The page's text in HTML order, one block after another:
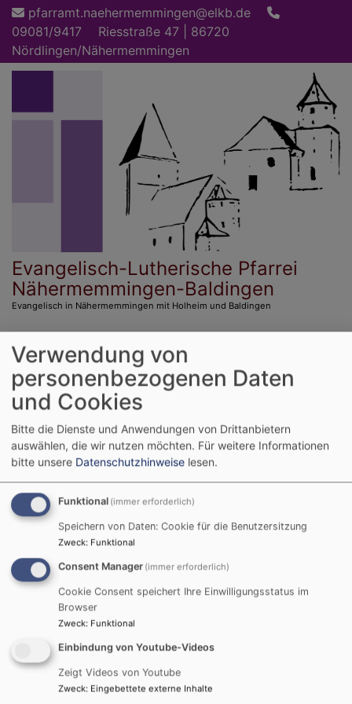
Direkt
zum
Inhalt
pfarramt.naehermemmingen@elkb.de
09081/9417
Riesstraße 47 | 86720
Nördlingen/Nähermemmingen
Evangelisch-Lutherische Pfarrei
Nähermemmingen-Baldingen
Evangelisch in Nähermemmingen mit Holheim und Baldingen
Hauptnavigation
Startseite Kirchengemeinde Nähermemmingen
Kirchengemeinde
Nähermemmingen
Zur Kirchengemeinde Nähermemmingen mit Hohlheim
gehören rund 500 evangelische Christen.
Verwendung von
personenbezogenen Daten
und Cookies
Bitte die Dienste und Anwendungen von Drittanbietern
auswählen, die wir nutzen möchten. Für weitere Informationen
bitte unsere Datenschutzhinweise lesen.
Funktional (immer erforderlich)
Speichern von Daten: Cookie für die Benutzersitzung
Zweck: Funktional
Consent Manager (immer erforderlich)
Cookie Consent speichert Ihre Einwilligungsstatus im
Browser
Zweck: Funktional
Einbindung von Youtube-Videos
Zeigt Videos von Youtube
Zweck: Eingebettete externe Inhalte